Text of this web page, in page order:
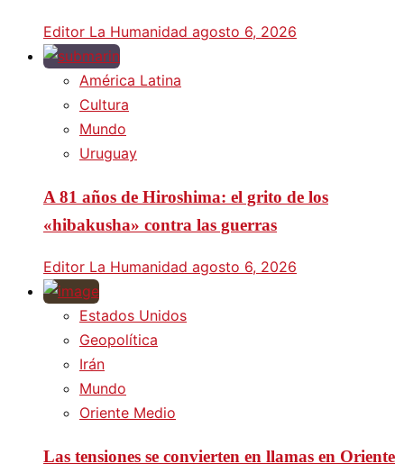
Editor La Humanidad agosto 6, 2026
América Latina
Cultura
Mundo
Uruguay
A 81 años de Hiroshima: el grito de los
«hibakusha» contra las guerras
Editor La Humanidad agosto 6, 2026
Estados Unidos
Geopolítica
Irán
Mundo
Oriente Medio
Las tensiones se convierten en llamas en Oriente